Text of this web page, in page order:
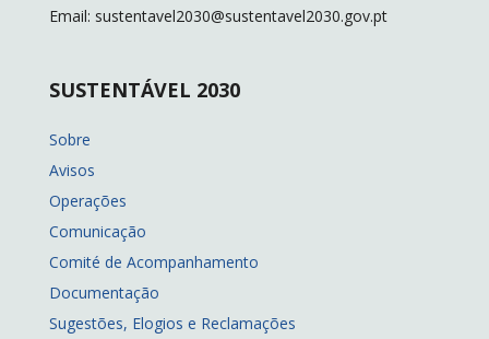
Email: sustentavel2030@sustentavel2030.gov.pt
SUSTENTÁVEL 2030
Sobre
Avisos
Operações
Comunicação
Comité de Acompanhamento
Documentação
Sugestões, Elogios e Reclamações